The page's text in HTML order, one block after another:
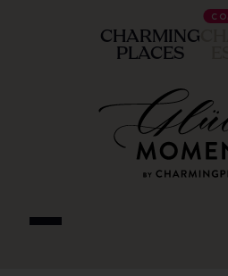
CHARMING
PLACES